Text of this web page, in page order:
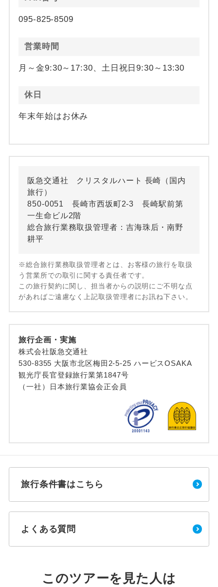
095-825-8509
営業時間
月～金9:30～17:30、土日祝日9:30～13:30
休日
年末年始はお休み
阪急交通社 クリスタルハート 長崎（国内
旅行）
850-0051 長崎市西坂町2-3 長崎駅前第
一生命ビル2階
総合旅行業務取扱管理者：吉海珠后・南野
耕平
※総合旅行業務取扱管理者とは、お客様の旅行を取扱
う営業所での取引に関する責任者です。
この旅行契約に関し、担当者からの説明にご不明な点
があればご遠慮なく上記取扱管理者にお訊ね下さい。
旅行企画・実施
株式会社阪急交通社
530-8355 大阪市北区梅田2-5-25 ハービスOSAKA
観光庁長官登録旅行業第1847号
（一社）日本旅行業協会正会員
旅行条件書はこちら
よくある質問
このツアーを見た人は